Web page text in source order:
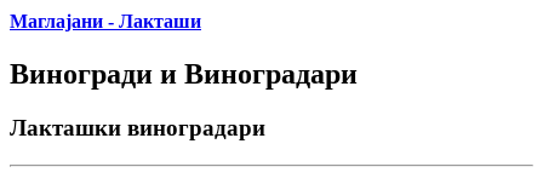
Маглајани - Лакташи
Виногради и Виноградари
Лакташки виноградари